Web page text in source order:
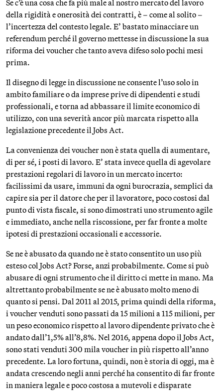
Se c’è una cosa che fa più male al nostro mercato del lavoro
della rigidità e onerosità dei contratti, è – come al solito –
l’incertezza del contesto legale. E’ bastato minacciare un
referendum perché il governo mettesse in discussione la sua
riforma dei voucher che tanto aveva difeso solo pochi mesi
prima.
Il disegno di legge in discussione ne consente l’uso solo in
ambito familiare o da imprese prive di dipendenti e studi
professionali, e torna ad abbassare il limite economico di
utilizzo, con una severità ancor più marcata rispetto alla
legislazione precedente il Jobs Act.
La convenienza dei voucher non è stata quella di aumentare,
di per sé, i posti di lavoro. E’ stata invece quella di agevolare
prestazioni regolari di lavoro in un mercato incerto:
facilissimi da usare, immuni da ogni burocrazia, semplici da
capire sia per il datore che per il lavoratore, poco costosi dal
punto di vista fiscale, si sono dimostrati uno strumento agile
e immediato, anche nella riscossione, per far fronte a molte
ipotesi di prestazioni occasionali e accessorie.
Se ne è abusato da quando ne è stato consentito un uso più
esteso col Jobs Act? Forse, anzi probabilmente. Come si può
abusare di ogni strumento che il diritto ci mette in mano. Ma
altrettanto probabilmente se ne è abusato molto meno di
quanto si pensi. Dal 2011 al 2015, prima quindi della riforma,
i voucher venduti sono passati da 15 milioni a 115 milioni, per
un peso economico rispetto al lavoro dipendente privato che è
andato dall’1,5% all’8,8%. Nel 2016, appena dopo il Jobs Act,
sono stati venduti 300 mila voucher in più rispetto all’anno
precedente. La loro fortuna, quindi, non è storia di oggi, ma è
andata crescendo negli anni perché ha consentito di far fronte
in maniera legale e poco costosa a mutevoli e disparate